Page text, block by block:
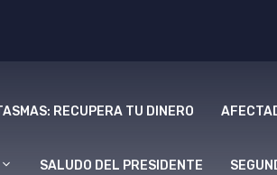
RECUPERA TU DINERO
SALUDO DEL PRESIDENTE